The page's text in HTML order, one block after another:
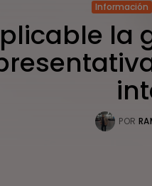
Información
la
POR